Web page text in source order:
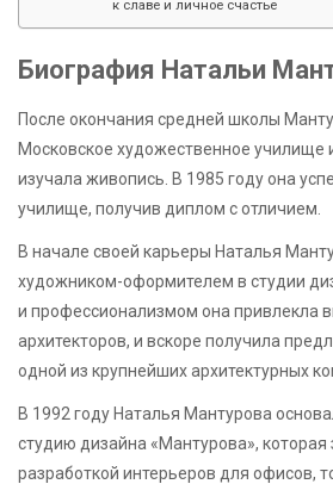
к славе и личное счастье
Биография Натальи
После окончания средней школы
Московское художественное училище
изучала живопись. В 1985 году она
училище, получив диплом с отличием.
В начале своей карьеры Наталья
художником-оформителем в студии
и профессионализмом она привлекла
архитекторов, и вскоре получила
одной из крупнейших архитектурных
В 1992 году Наталья Мантурова
студию дизайна «Мантурова», которая
разработкой интерьеров для офисов,